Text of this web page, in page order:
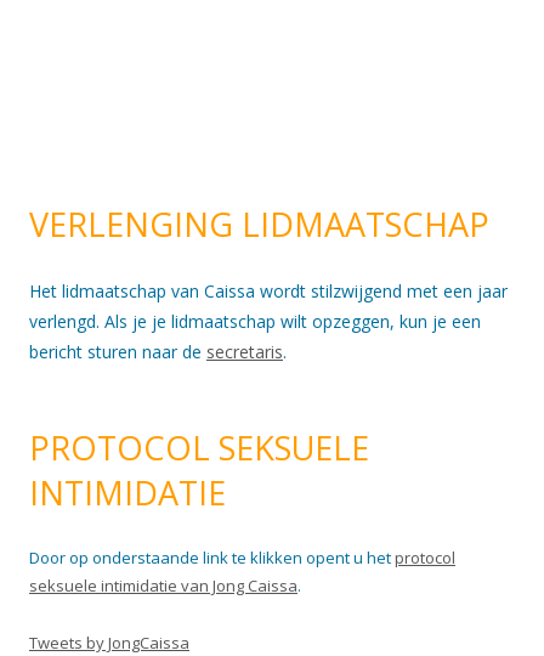
VERLENGING LIDMAATSCHAP
Het lidmaatschap van Caissa wordt stilzwijgend met een jaar
verlengd. Als je je lidmaatschap wilt opzeggen, kun je een
bericht sturen naar de secretaris.
PROTOCOL SEKSUELE
INTIMIDATIE
Door op onderstaande link te klikken opent u hetprotocol
seksuele intimidatie van Jong Caissa.
Tweets by JongCaissa